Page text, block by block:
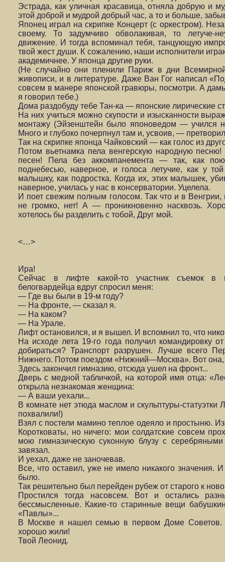
Эстрада, как уличная красавица, отняла доб­рую и
этой доброй и мудрой добрый час, а то и больше,
Японец играл на скрипке Концерт (с оркестром).
своему. То задумчиво обволакивая, то лету­че-
движение. И тогда вспоминал тебя, танцующую
твой жест души. К сожалению, наши исполнители
академичнее. У японца другие руки.
(Не случайно они пленили Париж в дни
живописи, и в литературе. Даже Ван Гог написал
совсем в манере японской гравю­ры, посмотри. А
я говорил тебе.)
Дома раздобуду тебе Тан-ка — японские лирические
На них учиться можно скупости и изысканности
монтажу (Эйзенштейн было японоведом — учил­ся
Много и глубоко почерпнул там и, усвоив, —
Так на скрипке японца Чайковский — как голос из
Потом вьетнамка пела венгерскую народную
песен! Пела без аккомпанемента — так, как
поднебесью, наверное, и голоса лету­чие, как у
малышку, как подрост­ка. Когда их, этих малышек,
наверное, училась у нас в консерватории. Уцелела.
И поет свежим полным голосом. Так что и в
не громко, нет! А — проникновенно насквозь.
хотелось бы разделить с тобой, Друг мой.
<…>
Ира!
Сейчас в лифте какой-то участник съемок в
белогвардейца вдруг спросил меня:
— Где вы были в 19-м году?
— На фронте, — сказал я.
— На каком?
— На Урале.
Лифт остановился, и я вышел. И вспомнил то, что
На исходе лета 19-го года получил
добираться? Транспорт разрушен. Лучше всего
Нижнего. Потом поездом «Ниж­ний—Москва». Вот
Здесь закончил гимназию, отсюда ушел на фронт...
Дверь с медной табличкой, на которой имя отца:
открыла незнакомая женщина:
— А ваши уехали...
В комнате нет этюда маслом и скульптуры-
похвалили!)
Взял с постели мамино теплое одеяло и простыню.
Коротковаты, но ничего: мои солдатские со­всем
мою гимназическую су­конную блузу с
завязал.
И уехал, даже не заночевав.
Все, что оставил, уже не имело никакого значения.
было.
Так решительно был перейден рубеж от старого к
Простился тогда насовсем. Вот и остались
бессмысленные. Какие-то старинные вещи
«Павлы»...
В Москве я нашел семью в первом Доме
хорошо жили!
Твой Леонид.